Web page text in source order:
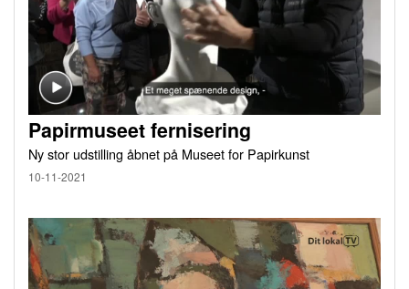
Papirmuseet fernisering
Ny stor udstilling åbnet på Museet for Papirkunst
10-11-2021